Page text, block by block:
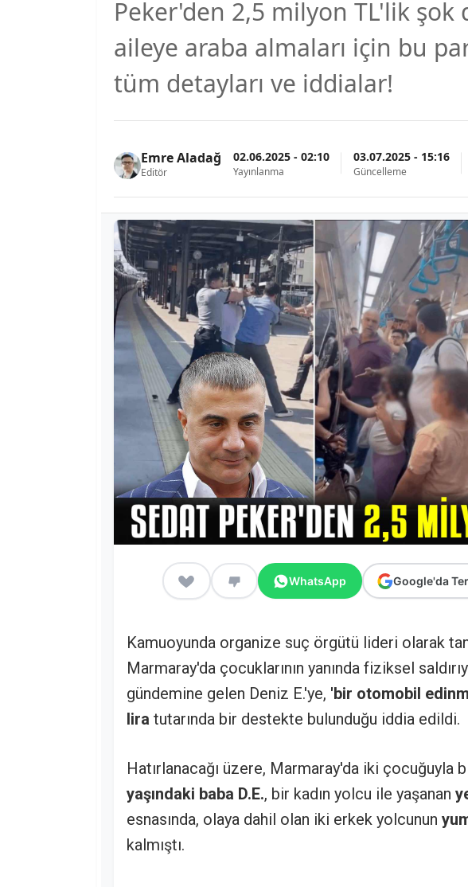
Peker'den 2,5 milyon TL'lik şok
aileye araba almaları için bu
tüm detayları ve iddialar!
Emre Aladağ
Editör
02.06.2025 - 02:10
Yayınlanma
03.07.2025 - 15:16
Güncelleme
WhatsApp Google'da
Kamuoyunda organize suç örgütü lideri olarak
Marmaray'da çocuklarının yanında fiziksel
gündemine gelen Deniz E.'ye, 'bir otomobil
lira tutarında bir destekte bulunduğu iddia edildi.
Hatırlanacağı üzere, Marmaray'da iki çocuğuyla
yaşındaki baba D.E., bir kadın yolcu ile yaşanan
esnasında, olaya dahil olan iki erkek yolcunun
kalmıştı.